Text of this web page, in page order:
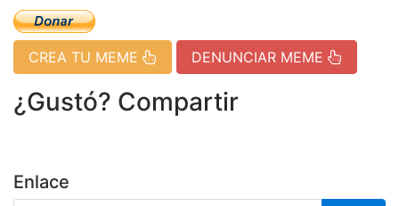
CREA TU MEME DENUNCIAR MEME
¿Gustó? Compartir
Enlace